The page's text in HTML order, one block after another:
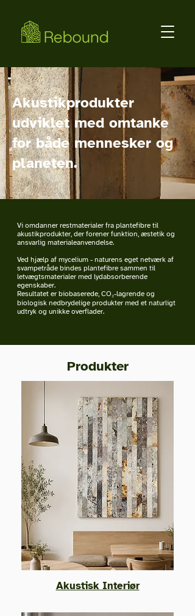
Akustikprodukter
udviklet med omtanke
for både mennesker og
planeten.
Vi omdanner restmaterialer fra plantefibre til
akustikprodukter, der forener funktion, æstetik og
ansvarlig materialeanvendelse.
Ved hjælp af mycelium - naturens eget netværk af
svampetråde bindes plantefibre sammen til
letvægtsmaterialer med lydabsorberende
egenskaber.
Resultatet er biobaserede, CO₂-lagrende og
biologisk nedbrydelige produkter med et naturligt
udtryk og unikke overflader.
Produkter
Akustisk Interiør